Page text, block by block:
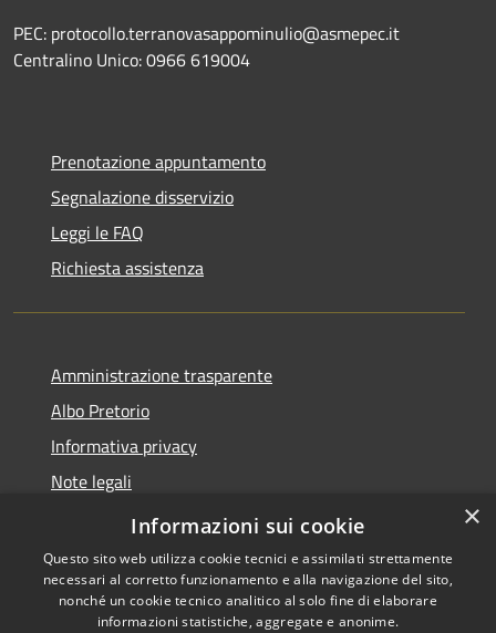
PEC: protocollo.terranovasappominulio@asmepec.it
Centralino Unico: 0966 619004
Prenotazione appuntamento
Segnalazione disservizio
Leggi le FAQ
Richiesta assistenza
Amministrazione trasparente
Albo Pretorio
Informativa privacy
Note legali
Dichiarazione di accessibilità
×
Informazioni sui cookie
Questo sito web utilizza cookie tecnici e assimilati strettamente
necessari al corretto funzionamento e alla navigazione del sito,
nonché un cookie tecnico analitico al solo fine di elaborare
informazioni statistiche, aggregate e anonime.